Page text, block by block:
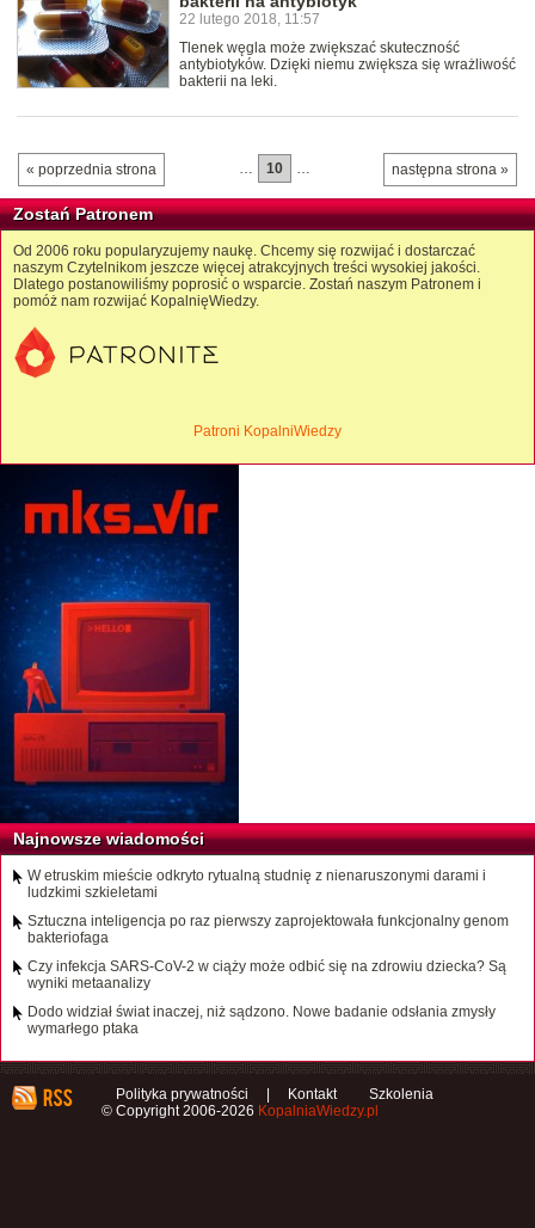
22 lutego 2018, 11:57
Tlenek węgla może zwiększać skuteczność
antybiotyków. Dzięki niemu zwiększa się wrażliwość
bakterii na leki.
« poprzednia strona następna strona »
… 10 …
Zostań Patronem
Od 2006 roku popularyzujemy naukę. Chcemy się rozwijać i dostarczać
naszym Czytelnikom jeszcze więcej atrakcyjnych treści wysokiej jakości.
Dlatego postanowiliśmy poprosić o wsparcie. Zostań naszym Patronem i
pomóż nam rozwijać KopalnięWiedzy.
Patroni KopalniWiedzy
Najnowsze wiadomości
W etruskim mieście odkryto rytualną studnię z nienaruszonymi darami i
ludzkimi szkieletami
Sztuczna inteligencja po raz pierwszy zaprojektowała funkcjonalny genom
bakteriofaga
Czy infekcja SARS-CoV-2 w ciąży może odbić się na zdrowiu dziecka? Są
wyniki metaanalizy
Dodo widział świat inaczej, niż sądzono. Nowe badanie odsłania zmysły
wymarłego ptaka
Polityka prywatności Kontakt
Szkolenia
© Copyright 2006-2026 KopalniaWiedzy.pl